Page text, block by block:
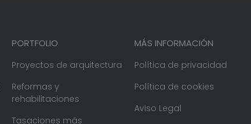
PORTFOLIO
Proyectos de arquitectura
Reformas y
rehabilitaciones
Tasaciones más
MÁS INFORMACIÓN
Política de privacidad
Política de cookies
Aviso Legal